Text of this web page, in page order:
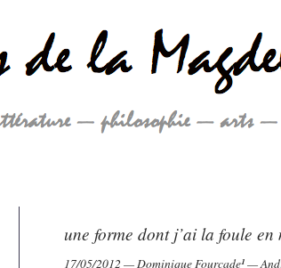
une forme dont j’ai la foule
17/05/2012 — Dominique Fourcade¹—